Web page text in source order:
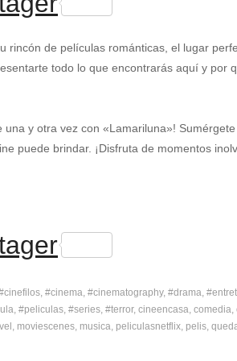
rincón de películas románticas, el lugar
todo lo que encontrarás aquí y por
una y otra vez con «Lamariluna»!
puede brindar. ¡Disfruta de momentos
#cinema #cinematography #drama
#peliculas #series #terror cineencasa comedia
moviescenes musica peliculasnetflix pelis